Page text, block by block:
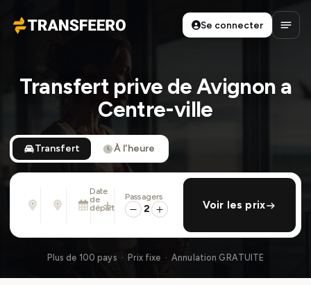
Transfeero
Se connecter
Transfert prive de Avignon a
Centre-ville
Transfert À l'heure
Adresse, aéroport, hôtel, ...
Adresse, aéroport, hôtel, ...
Date
de
départ
Dim. 9 Août · 01:45 PM
ajouter retour
Passagers
2 Voir les prix
Plus de 100 pays · Prix fixe · Annulation GRATUITE